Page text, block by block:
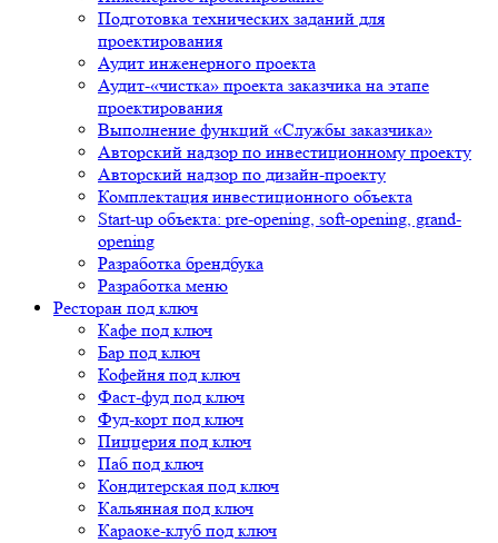
Подготовка технических заданий для
проектирования
Аудит инженерного проекта
Аудит-«чистка» проекта заказчика на этапе
проектирования
Выполнение функций «Службы заказчика»
Авторский надзор по инвестиционному проекту
Авторский надзор по дизайн-проекту
Комплектация инвестиционного объекта
Start-up объекта: pre-opening, soft-opening, grand-
opening
Разработка брендбука
Разработка меню
Ресторан под ключ
Кафе под ключ
Бар под ключ
Кофейня под ключ
Фаст-фуд под ключ
Фуд-корт под ключ
Пиццерия под ключ
Паб под ключ
Кондитерская под ключ
Кальянная под ключ
Караоке-клуб под ключ